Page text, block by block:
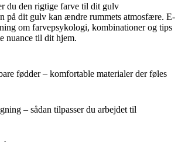
du den rigtige farve til dit gulv
på dit gulv kan ændre rummets atmosfære. E-
om farvepsykologi, kombinationer og tips
nuance til dit hjem.
fødder – komfortable materialer der føles
– sådan tilpasser du arbejdet til